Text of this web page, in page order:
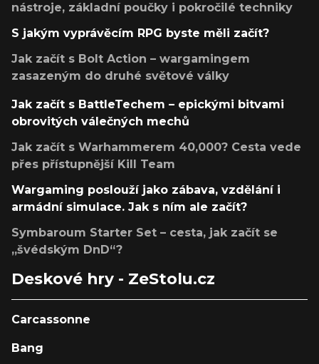
nástroje, základní poučky i pokročilé techniky
S jakým vyprávěcím RPG byste měli začít?
Jak začít s Bolt Action – wargamingem
zasazeným do druhé světové války
Jak začít s BattleTechem – epickými bitvami
obrovitých válečných mechů
Jak začít s Warhammerem 40,000? Cesta vede
přes přístupnější Kill Team
Wargaming poslouží jako zábava, vzdělání i
armádní simulace. Jak s ním ale začít?
Symbaroum Starter Set – cesta, jak začít se
„švédským DnD“?
Deskové hry - ZeStolu.cz
Carcassonne
Bang